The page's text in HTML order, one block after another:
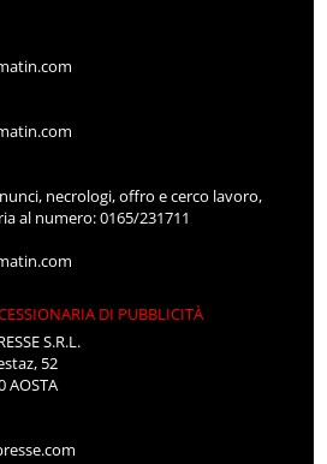
necrologi, offro e cerco lavoro,
al numero: 0165/231711
DI PUBBLICITÀ
S.R.L.
52
AOSTA